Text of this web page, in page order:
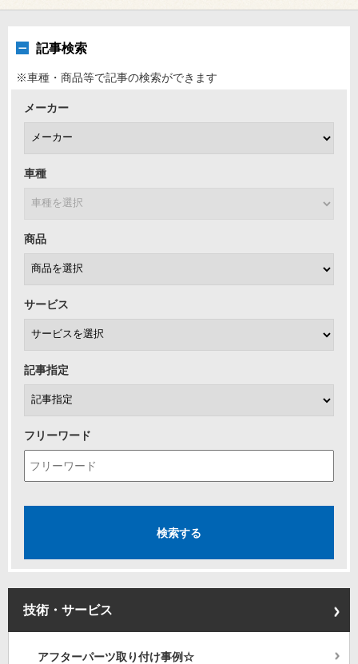
記事検索
※車種・商品等で記事の検索ができます
メーカー
車種
商品
サービス
記事指定
フリーワード
技術・サービス
アフターパーツ取り付け事例☆